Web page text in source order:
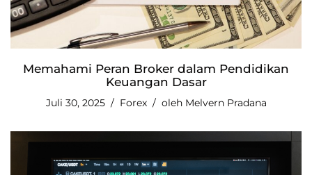
Memahami Peran Broker dalam Pendidikan
Keuangan Dasar
Juli 30, 2025 Forex oleh Melvern Pradana